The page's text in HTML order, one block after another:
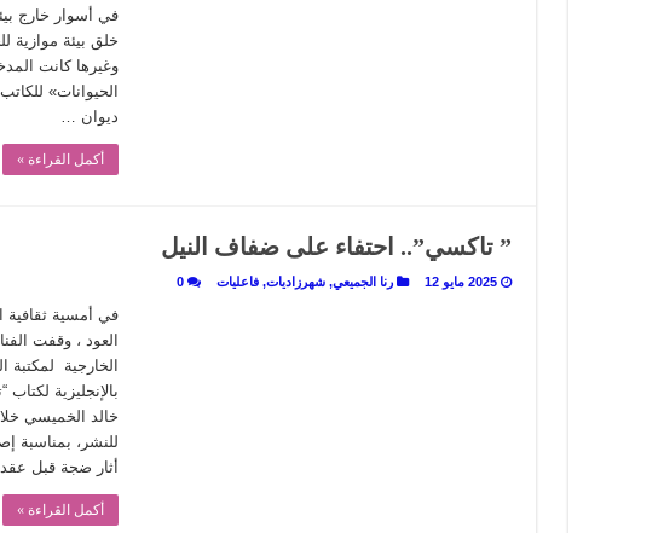
في أسوار خارج
خلق بيئة موازية
وغيرها كانت
الحيوانات»
ديوان …
أكمل القراءة »
” تاكسي”.. احتفاء على ضفاف النيل
2025 مايو 12 رنا الجميعي,شهرزاديات,فاعليات 0
في أمسية ثقافية
العود ، وقفت
الخارجية لمكتبة
بالإنجليزية
خالد الخميسي
للنشر، بمناسبة
أثار ضجة قبل
أكمل القراءة »